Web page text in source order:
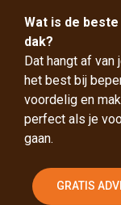
Wat is de
dak?
Dat hangt af
het best bij
voordelig en
perfect als je
gaan.
GRATIS